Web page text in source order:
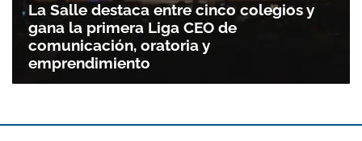
La Salle destaca entre cinco colegios y
gana la primera Liga CEO de
comunicación, oratoria y
emprendimiento